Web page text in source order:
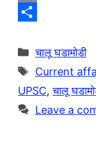
g
r
a
m
h
t
s
A
p
C
p
y
L
i
h
a
r
e
Categories
चालू घडामोडी
Tags
Current
UPSC,चालू
Leave a